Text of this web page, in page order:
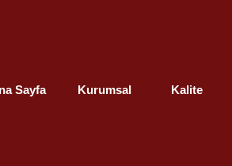
Sayfa Kurumsal Kalite